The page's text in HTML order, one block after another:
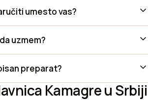
umesto vas?
uzmem?
preparat?
Kamagre u Srbiji